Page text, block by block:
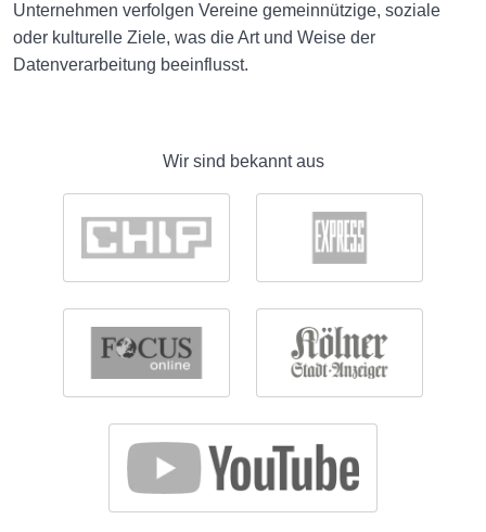
Unternehmen verfolgen Vereine gemeinnützige, soziale
oder kulturelle Ziele, was die Art und Weise der
Datenverarbeitung beeinflusst.
Wir sind bekannt aus